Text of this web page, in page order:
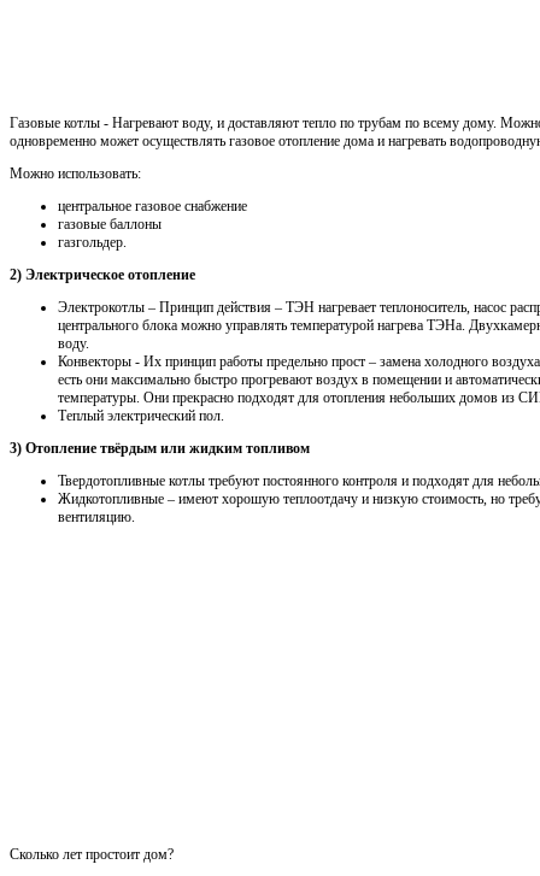
Газовые котлы - Нагревают воду, и доставляют тепло по трубам по всему дому.
одновременно может осуществлять газовое отопление дома и нагревать
Можно использовать:
центральное газовое снабжение
газовые баллоны
газгольдер.
2) Электрическое отопление
Электрокотлы – Принцип действия – ТЭН нагревает теплоноситель, насос
центрального блока можно управлять температурой нагрева ТЭНа.
воду.
Конвекторы - Их принцип работы предельно прост – замена холодного
есть они максимально быстро прогревают воздух в помещении и
температуры. Они прекрасно подходят для отопления небольших домов из
Теплый электрический пол.
3) Отопление твёрдым или жидким топливом
Твердотопливные котлы требуют постоянного контроля и подходят для
Жидкотопливные – имеют хорошую теплоотдачу и низкую стоимость, но
вентиляцию.
Сколько лет простоит дом?